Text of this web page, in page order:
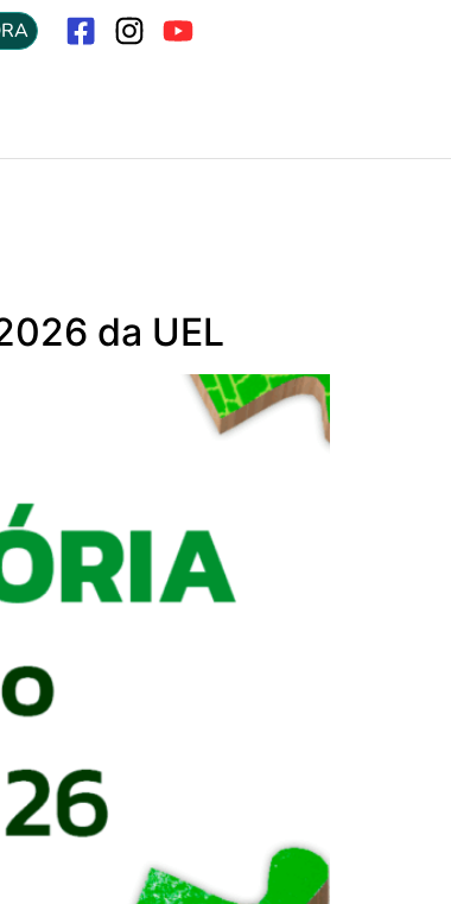
da UEL